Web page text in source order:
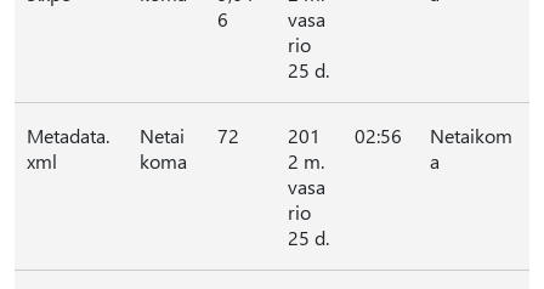
6
vasa
rio
25 d.
Metadata.
xml
Netai
koma
72
201
2 m.
vasa
rio
25 d.
02:56
Netaikom
a